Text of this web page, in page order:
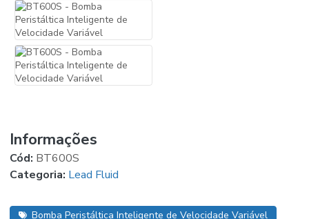
Informações
Cód: BT600S
Categoria: Lead Fluid
Bomba Peristáltica Inteligente de Velocidade Variável